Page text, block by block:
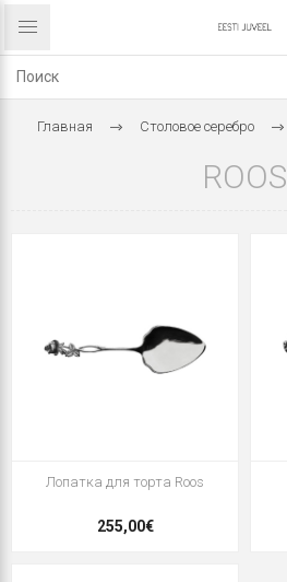
Главная Столовое серебро
ROOS
Лопатка для торта Roos
255,00€